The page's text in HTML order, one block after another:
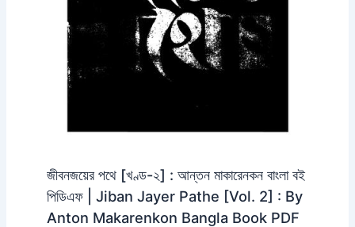
জীবনজয়ের পথে [খণ্ড-২] : আন্তন মাকারেনকন বাংলা বই
পিডিএফ | Jiban Jayer Pathe [Vol. 2] : By
Anton Makarenkon Bangla Book PDF